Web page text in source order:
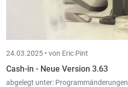
24.03.2025 • von Eric Pint
Cash-in - Neue Version 3.63
abgelegt unter: Programmänderungen